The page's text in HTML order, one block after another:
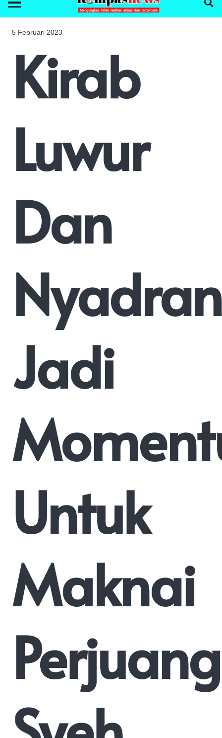
5 Februari 2023
Kirab
Luwur
Dan
Nyadran
Jadi
Untuk
Maknai